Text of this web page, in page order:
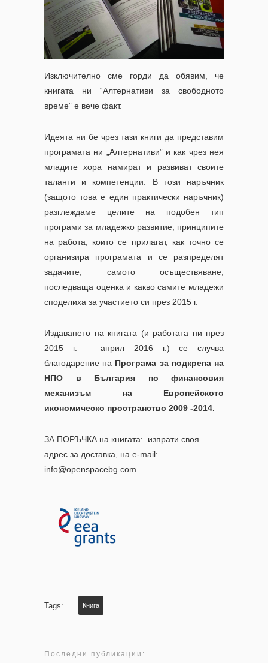
Изключително сме горди да обявим, че
книгата ни “Алтернативи за свободното
време” е вече факт.
Идеята ни бе чрез тази книги да представим
програмата ни „Алтернативи” и как чрез нея
младите хора намират и развиват своите
таланти и компетенции. В този наръчник
(защото това е един практически наръчник)
разглеждаме целите на подобен тип
програми за младежко развитие, принципите
на работа, които се прилагат, как точно се
организира програмата и се разпределят
задачите, самото осъществяване,
последваща оценка и какво самите младежи
споделиха за участието си през 2015 г.
Издаването на книгата (и работата ни през
2015 г. – април 2016 г.) се случва
благодарение на Програма за подкрепа на
НПО в България по финансовия
механизъм на Европейското
икономическо пространство 2009 -2014.
ЗА ПОРЪЧКА на книгата: изпрати своя
адрес за доставка, на е-mail:
info@openspacebg.com
Tags: Книга
Последни публикации: